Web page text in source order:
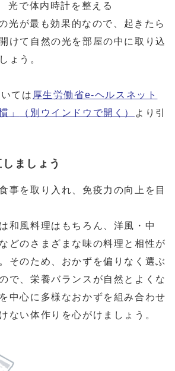
で体内時計を整える
が最も効果的なので、起きたら
けて自然の光を部屋の中に取り込
ょう。
ては 厚生労働省e-ヘルスネット
」
（別ウインドウで開く）
より引
ましょう
事を取り入れ、免疫力の向上を目
和風料理はもちろん、洋風・中
どのさまざまな味の料理と相性が
そのため、おかずを偏りなく選ぶ
で、栄養バランスが自然とよくな
中心に多様なおかずを組み合わせ
ない体作りを心がけましょう。